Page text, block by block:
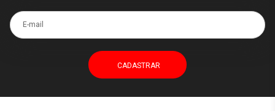
E-mail